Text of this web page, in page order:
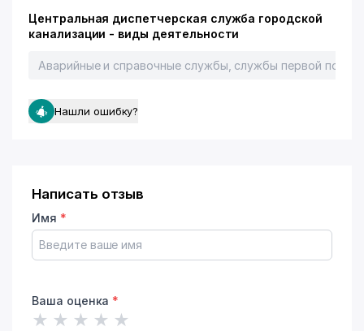
Центральная диспетчерская служба городской
канализации - виды деятельности
Аварийные и справочные службы, службы первой
Нашли ошибку?
Написать отзыв
Имя *
Ваша оценка *
★ ★ ★ ★ ★